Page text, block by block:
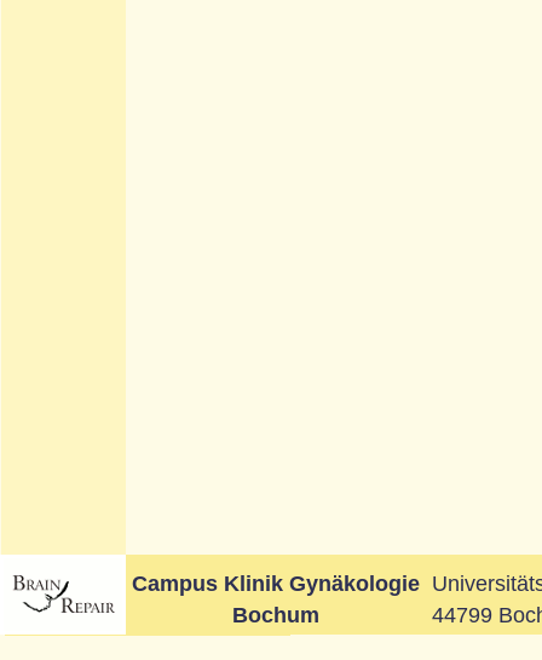
Campus Klinik Gynäkologie
Bochum
44799